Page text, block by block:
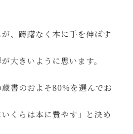
、躊躇なく本に手を伸ばす
大きいように思います。
書のおよそ80%を選んでお
くらは本に費やす」と決め